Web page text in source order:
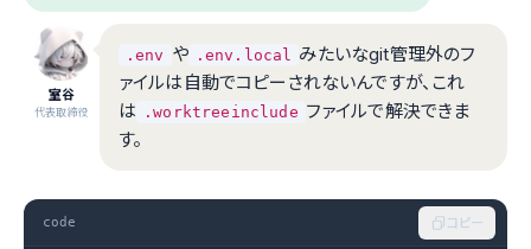
室谷
代表取締役
.env や .env.local みたいなgit管理外のフ
ァイルは自動でコピーされないんですが、これ
は
.worktreeinclude ファイルで解決できま
す。
code コピー